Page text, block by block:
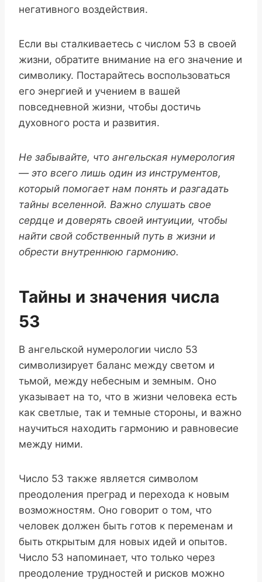
негативного воздействия.
Если вы сталкиваетесь с числом 53 в своей
жизни, обратите внимание на его значение и
символику. Постарайтесь воспользоваться
его энергией и учением в вашей
повседневной жизни, чтобы достичь
духовного роста и развития.
Не забывайте, что ангельская нумерология
— это всего лишь один из инструментов,
который помогает нам понять и разгадать
тайны вселенной. Важно слушать свое
сердце и доверять своей интуиции, чтобы
найти свой собственный путь в жизни и
обрести внутреннюю гармонию.
Тайны и значения числа
53
В ангельской нумерологии число 53
символизирует баланс между светом и
тьмой, между небесным и земным. Оно
указывает на то, что в жизни человека есть
как светлые, так и темные стороны, и важно
научиться находить гармонию и равновесие
между ними.
Число 53 также является символом
преодоления преград и перехода к новым
возможностям. Оно говорит о том, что
человек должен быть готов к переменам и
быть открытым для новых идей и опытов.
Число 53 напоминает, что только через
преодоление трудностей и рисков можно